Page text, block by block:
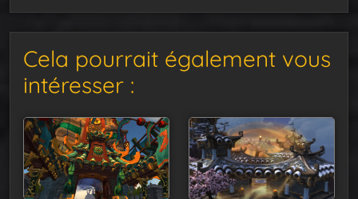
Cela pourrait également vous
intéresser :